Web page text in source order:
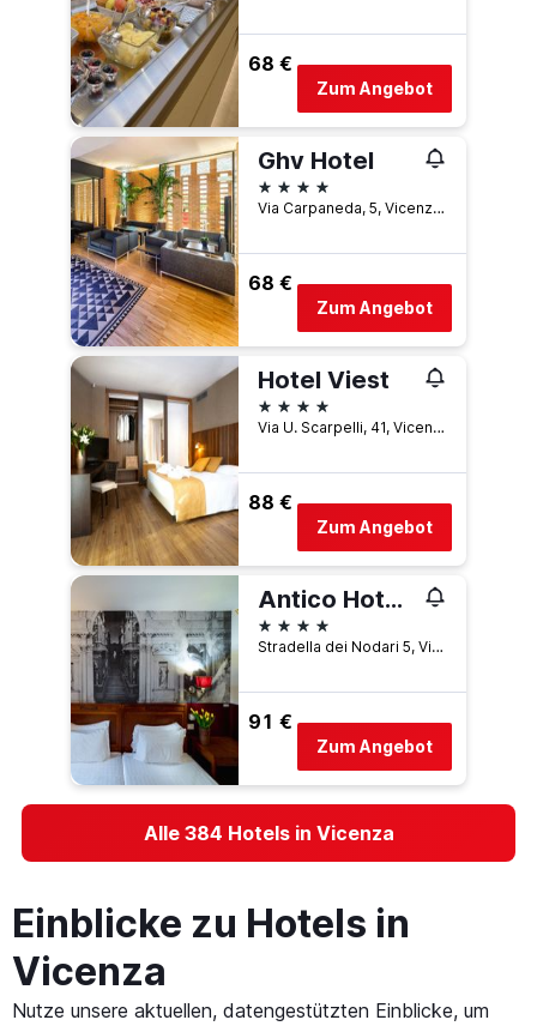
68 €
Zum Angebot
Ghv Hotel
4 Sterne
Via Carpaneda, 5, Vicenza, Venetien, Italien
68 €
Zum Angebot
Hotel Viest
4 Sterne
Via U. Scarpelli, 41, Vicenza, Venetien, Italien
88 €
Zum Angebot
Antico Hotel Vicenza
4 Sterne
Stradella dei Nodari 5, Vicenza, Venetien, Italien
91 €
Zum Angebot
Alle 384 Hotels in Vicenza
Einblicke zu Hotels in
Vicenza
Nutze unsere aktuellen, datengestützten Einblicke, um